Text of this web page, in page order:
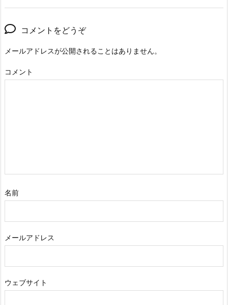
コメントをどうぞ
メールアドレスが公開されることはありません。
コメント
名前
メールアドレス
ウェブサイト